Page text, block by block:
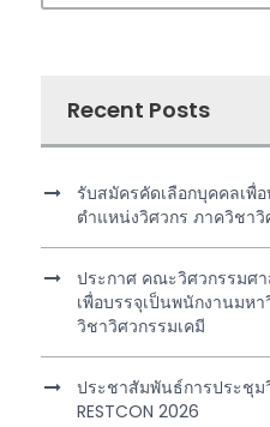
Recent Posts
รับสมัครคัดเลือกบุคคลเพื่
ตำแหน่งวิศวกร ภาควิชา
ประกาศ คณะวิศวกรรมศา
เพื่อบรรจุเป็นพนักงานมห
วิชาวิศวกรรมเคมี
ประชาสัมพันธ์การประชุ
RESTCON 2026